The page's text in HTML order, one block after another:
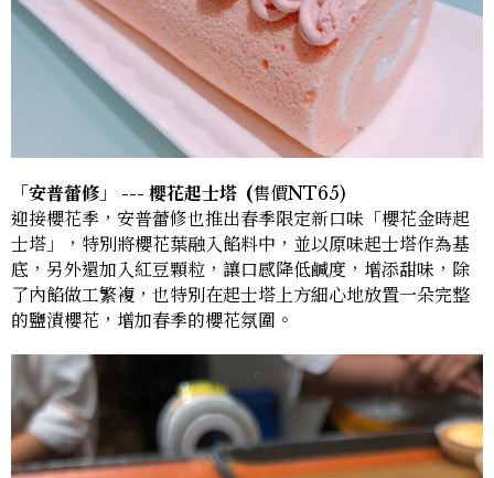
「安普蕾修」 --- 櫻花起士塔 (售價NT65)
迎接櫻花季，安普蕾修也推出春季限定新口味「櫻花金時起
士塔」，特別將櫻花葉融入餡料中，並以原味起士塔作為基
底，另外還加入紅豆顆粒，讓口感降低鹹度，增添甜味，除
了內餡做工繁複，也特別在起士塔上方細心地放置一朵完整
的鹽漬櫻花，增加春季的櫻花氛圍。